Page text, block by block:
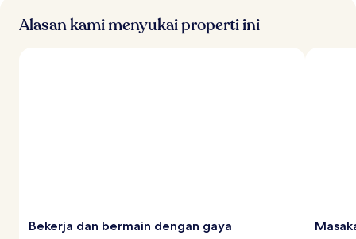
Alasan kami menyukai properti ini
Bekerja dan bermain dengan gaya